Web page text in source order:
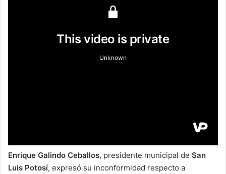
Enrique Galindo Ceballos, presidente municipal de San
Luis Potosí, expresó su inconformidad respecto a